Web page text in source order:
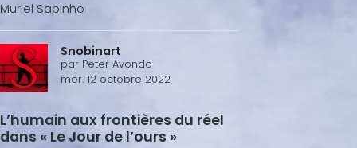
Muriel Sapinho
Snobinart
par Peter Avondo
mer. 12 octobre 2022
L’humain aux frontières du réel
dans « Le Jour de l’ours »